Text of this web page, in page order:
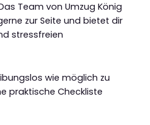
Team von Umzug König
zur Seite und bietet dir
stressfreien
wie möglich zu
praktische Checkliste